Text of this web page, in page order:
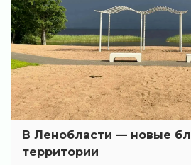
В Ленобласти — новые
территории